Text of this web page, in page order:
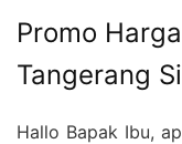
Promo
Tangerang
Hallo Bapak Ibu,